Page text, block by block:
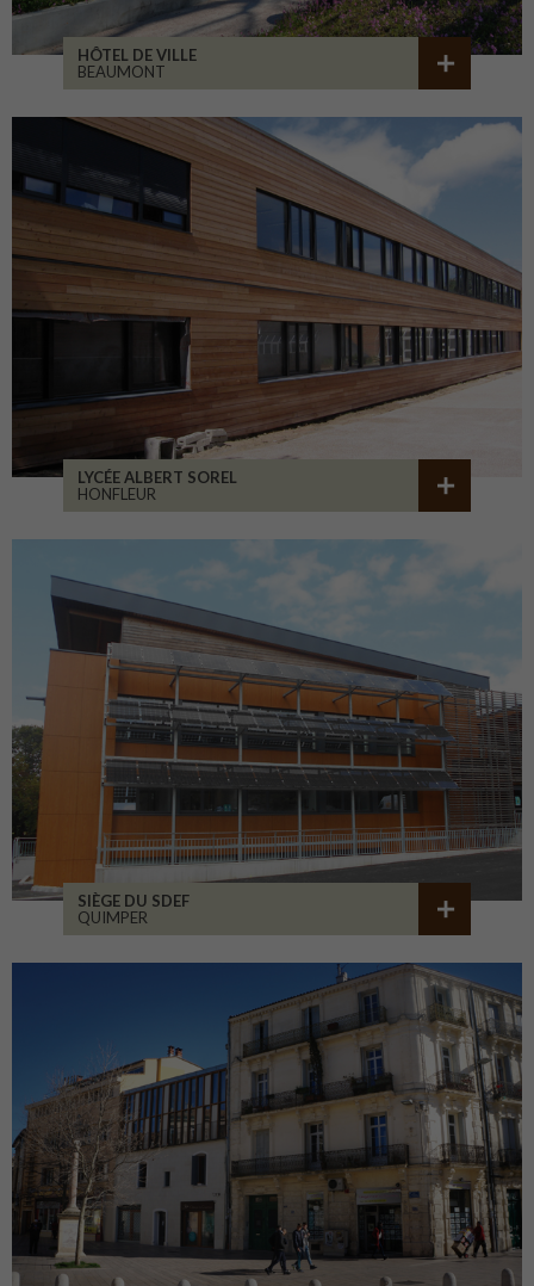
HÔTEL DE VILLE
BEAUMONT
LYCÉE ALBERT SOREL
HONFLEUR
SIÈGE DU SDEF
QUIMPER